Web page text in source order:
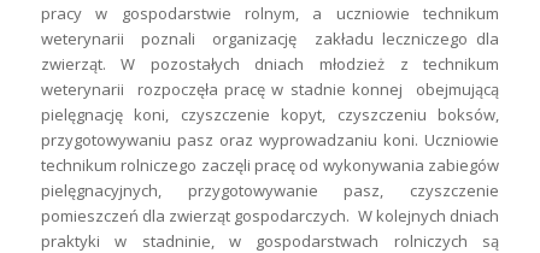
pracy w gospodarstwie rolnym, a uczniowie technikum
weterynarii poznali organizację zakładu leczniczego dla
zwierząt. W pozostałych dniach młodzież z technikum
weterynarii rozpoczęła pracę w stadnie konnej obejmującą
pielęgnację koni, czyszczenie kopyt, czyszczeniu boksów,
przygotowywaniu pasz oraz wyprowadzaniu koni. Uczniowie
technikum rolniczego zaczęli pracę od wykonywania zabiegów
pielęgnacyjnych, przygotowywanie pasz, czyszczenie
pomieszczeń dla zwierząt gospodarczych. W kolejnych dniach
praktyki w stadninie, w gospodarstwach rolniczych są